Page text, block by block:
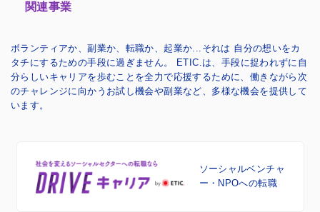
関連事業
ボランティアか、副業か、転職か、起業か...それは 自分の想いをカ
タチにするための手段に過ぎません。
ETIC.は、手段に捉われずに自
分らしいキャリアを歩むことを全力で応援するために、 働きながら次
のチャレンジに向かうお試し機会や副業など、多様な機会を提供して
います。
ソーシャルベンチャ
ー・NPOへの転職